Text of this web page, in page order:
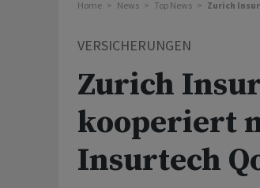
Home News Top News Zurich
VERSICHERUNGEN
Zurich
kooperiert
Insurtech